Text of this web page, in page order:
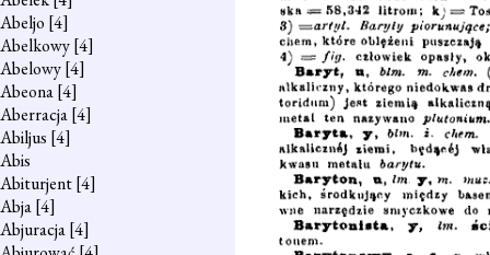
Abeljo [4]
Abelkowy[4]
Abelowy[4]
Abeona[4]
Aberracja[4]
Abiljus [4]
Abis
Abiturjent[4]
Abja[4]
Abjuracja[4]